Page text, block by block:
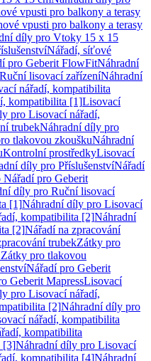
vpusti pro balkony a terasy
vpusti pro balkony a terasy
díly pro Vtoky 15 x 15
Nářadí, síťové
pro Geberit FlowFitNáhradní
Ruční lisovací zařízeníNáhradní
nářadí, kompatibilita
kompatibilita [1]Lisovací
pro Lisovací nářadí,
trubekNáhradní díly pro
tlakovou zkouškuNáhradní
Kontrolní prostředkyLisovací
díly pro PříslušenstvíNářadí
pro Geberit
díly pro Ruční lisovací
[1]Náhradní díly pro Lisovací
kompatibilita [2]Náhradní
[2]Nářadí na zpracování
trubekZátky pro
pro tlakovou
Nářadí pro Geberit
Geberit MapressLisovací
pro Lisovací nářadí,
[2]Náhradní díly pro
nářadí, kompatibilita
kompatibilita
[3]Náhradní díly pro Lisovací
kompatibilita [4]Náhradní